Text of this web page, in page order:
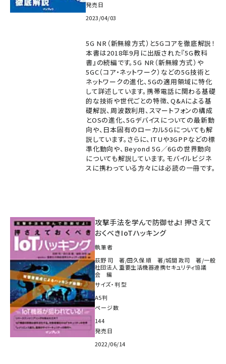
発売日
2023/04/03
5G NR（新無線方式）と5Gコアを徹底解説！
本書は2018年9月に出版された『5G教科
書』の続編です。5G NR（新無線方式）や
5GC（コア・ネットワーク）などの5G技術と
ネットワークの進化、5Gの適用領域に特化
して詳述しています。携帯電話に関わる基礎
的な技術や世代ごとの特徴、Q&Aによる基
礎解説、周波数利用、スマートフォンの構成
とOSの進化、5Gデバイスについての最新動
向や、日本固有のローカル5Gについても解
説しています。さらに、ITUや3GPPなどの標
準化動向や、Beyond 5G／6Gの世界動向
についても解説しています。モバイルビジネ
スに携わっている方々には必読の一冊です。
攻撃手法を学んで防御せよ! 押さえて
おくべきIoTハッキング
執筆者
荻野 司 著/田久保 順 著/城間 政司 著/一般
社団法人 重要生活機器連携セキュリティ協議
会 編
サイズ・判型
A5判
ページ数
144
発売日
2022/06/14